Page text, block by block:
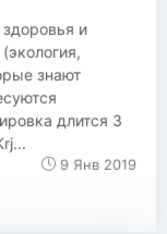
и
знают
длится 3
9 Янв 2019